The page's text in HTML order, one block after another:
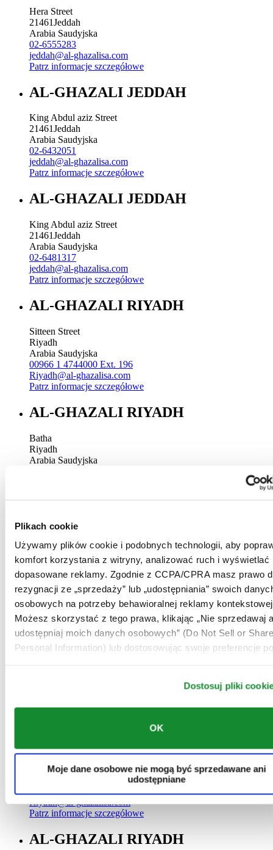
Plikach cookie
Używamy plików cookie i podobnych technologii, aby
komfort korzystania z witryny, analizować ruch i wyświetlać
dopasowane reklamy. Zgodnie z CCPA/CPRA masz prawo
rezygnacji ze „sprzedaży” lub „udostępniania” swoich
osobowych na potrzeby behawioralnej reklamy
Możesz skorzystać z tego prawa, klikając „Nie sprzedawaj
udostępniaj moich danych osobowych” (Do Not Sell or
Personal Information) lub dostosowując swoje preferencje
Dostosuj pliki
OK
Moje dane osobowe nie mogą być sprzedawane ani
udostępniane
Hera Street
21461Jeddah
Arabia Saudyjska
02-6555283
jeddah@al-ghazalisa.com
Patrz informacje szczegółowe
AL-GHAZALI JEDDAH
King Abdul aziz Street
21461Jeddah
Arabia Saudyjska
02-6432051
jeddah@al-ghazalisa.com
Patrz informacje szczegółowe
AL-GHAZALI JEDDAH
King Abdul aziz Street
21461Jeddah
Arabia Saudyjska
02-6481317
jeddah@al-ghazalisa.com
Patrz informacje szczegółowe
AL-GHAZALI RIYADH
Sitteen Street
Riyadh
Arabia Saudyjska
00966 1 4744000 Ext. 196
Riyadh@al-ghazalisa.com
Patrz informacje szczegółowe
AL-GHAZALI RIYADH
Batha
Riyadh
Arabia Saudyjska
AL-GHAZALI RIYADH
Olaya
Riyadh
Arabia Saudyjska
00966 1 4561410
Riyadh@al-ghazalisa.com
Patrz informacje szczegółowe
AL-GHAZALI RIYADH
Olaya
Patrz informacje szczegółowe
AL-GHAZALI RIYADH
Airport road
Riyadh
00966 1 2535440
Riyadh@al-ghazalisa.com
Patrz informacje szczegółowe
AL-GHAZALI RIYADH